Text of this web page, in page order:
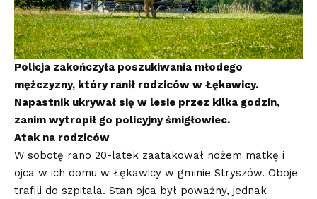
Policja zakończyła poszukiwania młodego
mężczyzny, który ranił rodziców w Łękawicy.
Napastnik ukrywał się w lesie przez kilka godzin,
zanim wytropił go policyjny śmigłowiec.
Atak na rodziców
W sobotę rano 20-latek zaatakował nożem matkę i
ojca w ich domu w Łękawicy w gminie Stryszów. Oboje
trafili do szpitala. Stan ojca był poważny, jednak